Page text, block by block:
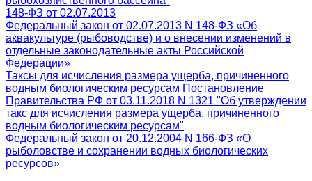
148-ФЗ от 02.07.2013
Федеральный закон от 02.07.2013 N 148-ФЗ «Об
аквакультуре (рыбоводстве) и о внесении изменений в
отдельные законодательные акты Российской
Федерации»
Таксы для исчисления размера ущерба, причиненного
водным биологическим ресурсам Постановление
Правительства РФ от 03.11.2018 N 1321 "Об утверждении
такс для исчисления размера ущерба, причиненного
водным биологическим ресурсам"
Федеральный закон от 20.12.2004 N 166-ФЗ «О
рыболовстве и сохранении водных биологических
ресурсов»